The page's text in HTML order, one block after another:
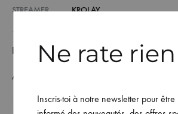
STREAMER
KROLAY
DESCRIPTION / GUIDE DES TAILLES
AVIS (0)
Ne rate rien
Inscris-toi à notre newsletter pour